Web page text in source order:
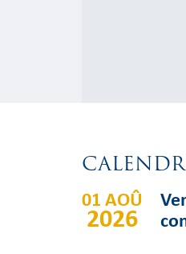
01 AOÛ
2026